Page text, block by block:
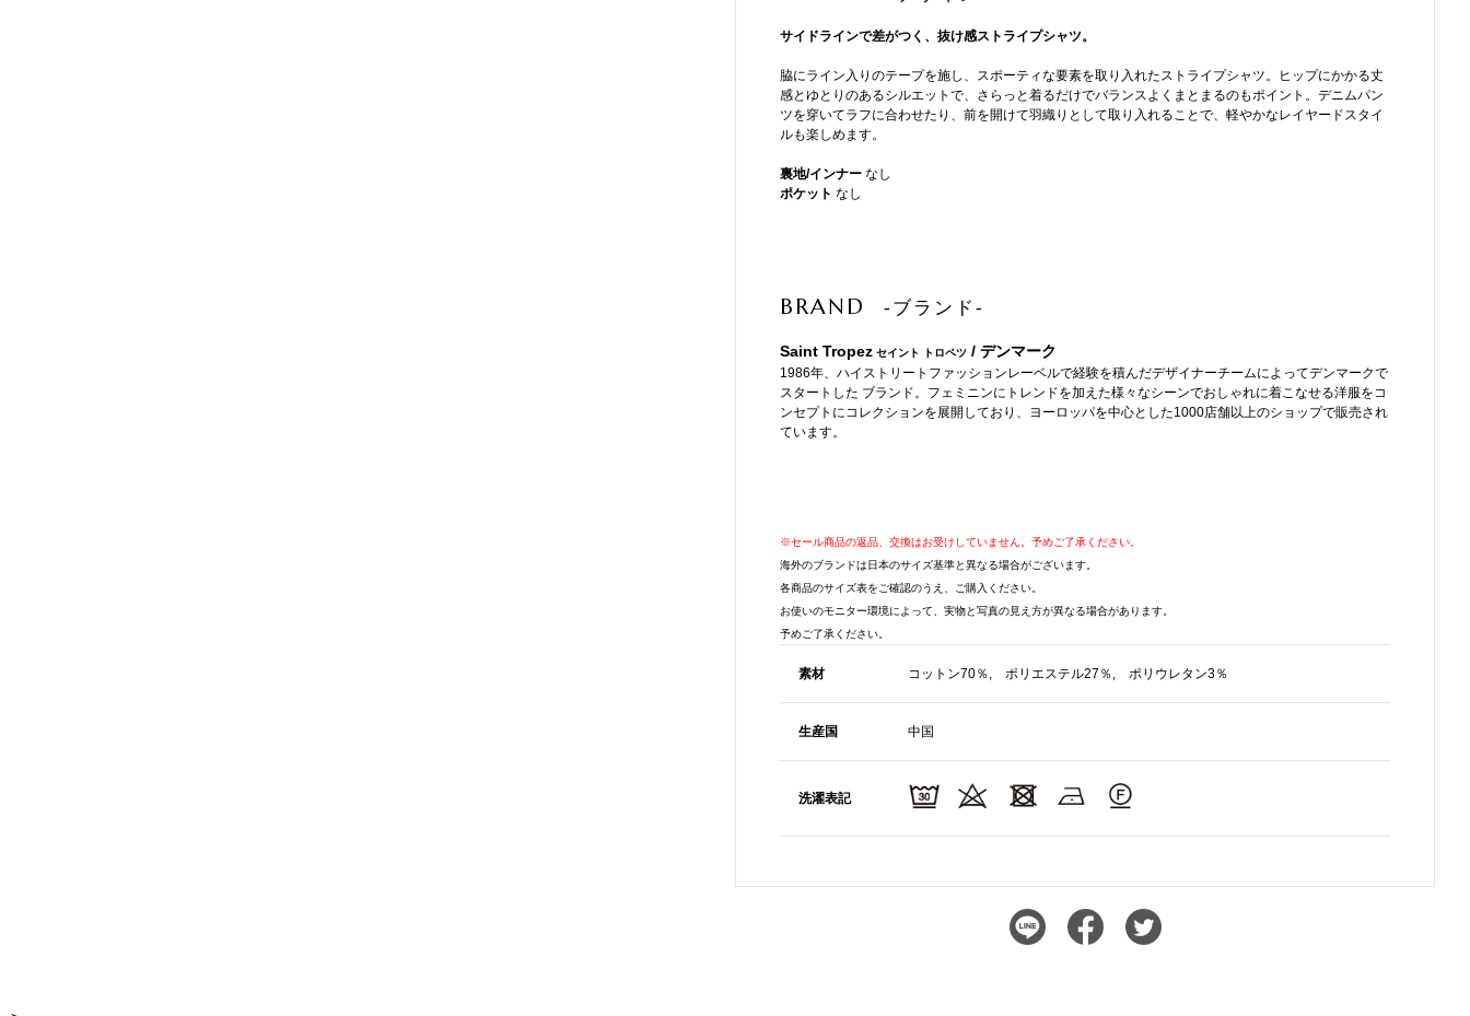
サイドラインで差がつく、抜け感ストライプシャツ。
脇にライン入りのテープを施し、スポーティな要素を取り入れたストライプシャツ。ヒップにかかる丈
感とゆとりのあるシルエットで、さらっと着るだけでバランスよくまとまるのもポイント。デニムパン
ツを穿いてラフに合わせたり、前を開けて羽織りとして取り入れることで、軽やかなレイヤードスタイ
ルも楽しめます。
裏地/インナー なし
ポケット なし
BRAND -ブランド-
Saint Tropez セイント トロペツ / デンマーク
1986年、ハイストリートファッションレーベルで経験を積んだデザイナーチームによってデンマークで
スタートした ブランド。フェミニンにトレンドを加えた様々なシーンでおしゃれに着こなせる洋服をコ
ンセプトにコレクションを展開しており、ヨーロッパを中心とした1000店舗以上のショップで販売され
ています。
※セール商品の返品、交換はお受けしていません。予めご了承ください。
海外のブランドは日本のサイズ基準と異なる場合がございます。
各商品のサイズ表をご確認のうえ、ご購入ください。
お使いのモニター環境によって、実物と写真の見え方が異なる場合があります。
予めご了承ください。
素材 コットン70％, ポリエステル27％, ポリウレタン3％
生産国 中国
洗濯表記